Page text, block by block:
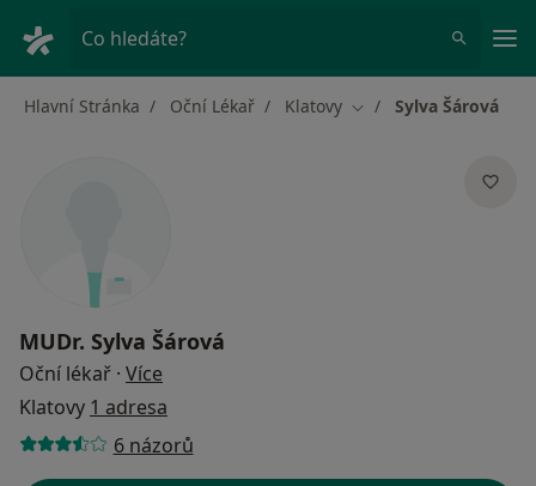
Co hledáte?
Hlavní Stránka Oční Lékař Klatovy Změna města
Sylva Šárová
MUDr. Sylva Šárová
Oční lékař · Více
Klatovy 1 adresa
6 názorů